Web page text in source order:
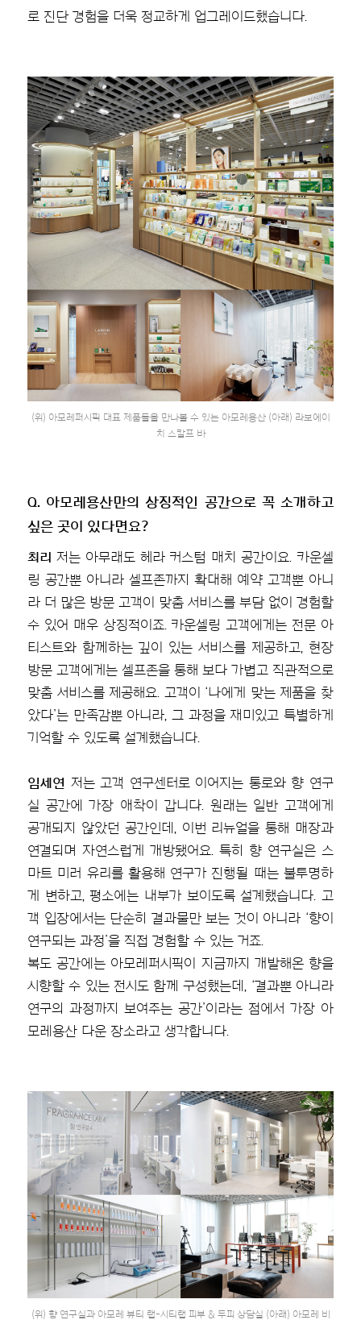
로 진단 경험을 더욱 정교하게 업그레이드했습니다.
(위) 아모레퍼시픽 대표 제품들을 만나볼 수 있는 아모레용산 (아래) 라보에이
치 스칼프 바
Q. 아모레용산만의 상징적인 공간으로 꼭 소개하고
싶은 곳이 있다면요?
최리 저는 아무래도 헤라 커스텀 매치 공간이요. 카운셀
링 공간뿐 아니라 셀프존까지 확대해 예약 고객뿐 아니
라 더 많은 방문 고객이 맞춤 서비스를 부담 없이 경험할
수 있어 매우 상징적이죠. 카운셀링 고객에게는 전문 아
티스트와 함께하는 깊이 있는 서비스를 제공하고, 현장
방문 고객에게는 셀프존을 통해 보다 가볍고 직관적으로
맞춤 서비스를 제공해요. 고객이 ‘나에게 맞는 제품을 찾
았다’는 만족감뿐 아니라, 그 과정을 재미있고 특별하게
기억할 수 있도록 설계했습니다.
임세연 저는 고객 연구센터로 이어지는 통로와 향 연구
실 공간에 가장 애착이 갑니다. 원래는 일반 고객에게
공개되지 않았던 공간인데, 이번 리뉴얼을 통해 매장과
연결되며 자연스럽게 개방됐어요. 특히 향 연구실은 스
마트 미러 유리를 활용해 연구가 진행될 때는 불투명하
게 변하고, 평소에는 내부가 보이도록 설계했습니다. 고
객 입장에서는 단순히 결과물만 보는 것이 아니라 ‘향이
연구되는 과정’을 직접 경험할 수 있는 거죠.
복도 공간에는 아모레퍼시픽이 지금까지 개발해온 향을
시향할 수 있는 전시도 함께 구성했는데, ‘결과뿐 아니라
연구의 과정까지 보여주는 공간’이라는 점에서 가장 아
모레용산 다운 장소라고 생각합니다.
(위) 향 연구실과 아모레 뷰티 랩-시티랩 피부 & 두피 상담실 (아래) 아모레 비